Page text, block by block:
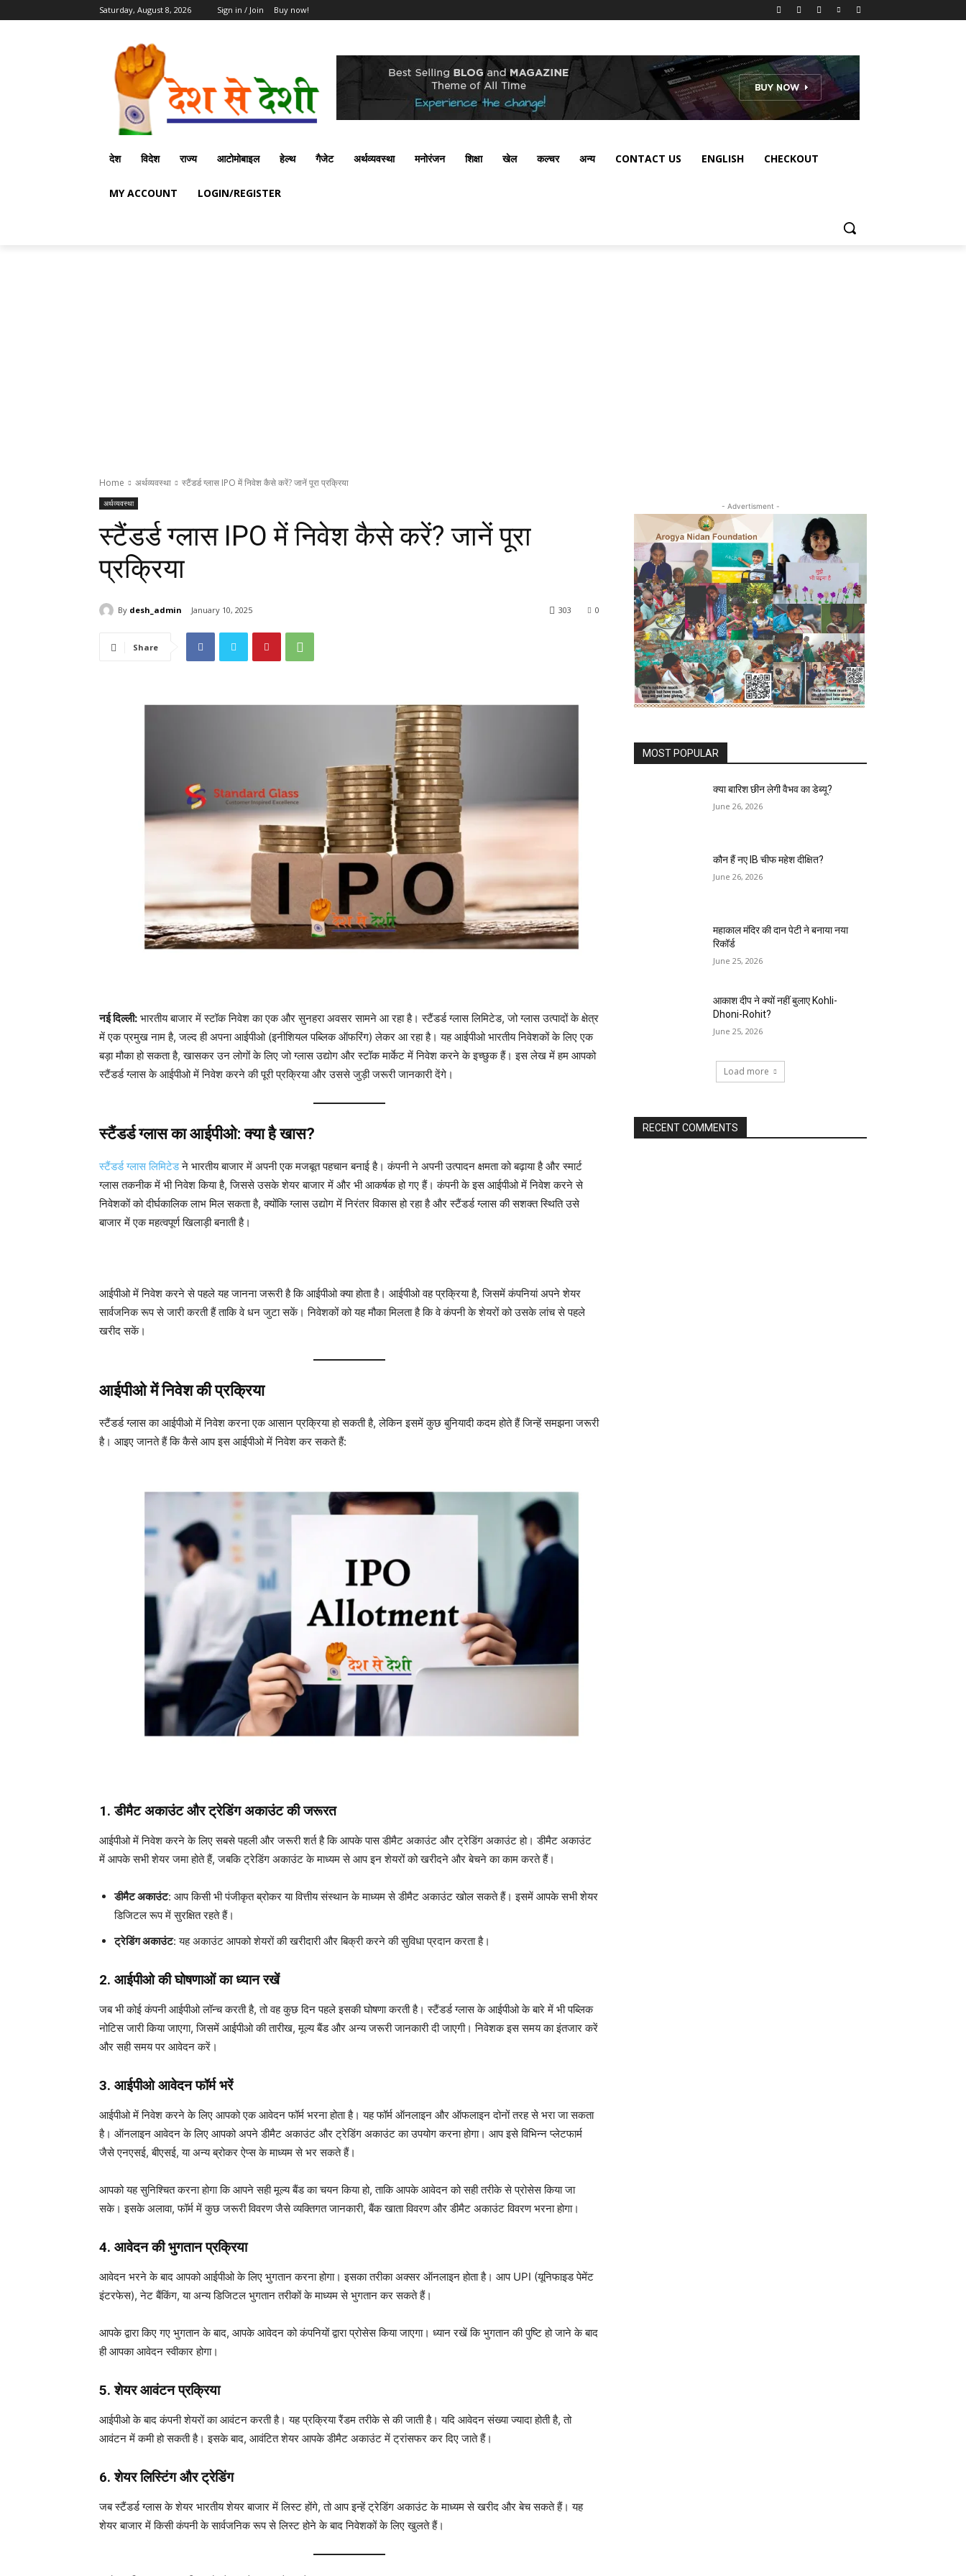
Saturday, August 8, 2026 Sign in / Join Buy now!
देश विदेश राज्य आटोमोबाइल हेल्थ गैजेट अर्थव्यवस्था मनोरंजन शिक्षा खेल कल्चर अन्य CONTACT US ENGLISH CHECKOUT
MY ACCOUNT LOGIN/REGISTER
Home अर्थव्यवस्था स्टैंडर्ड ग्लास IPO में निवेश कैसे करें? जानें पूरा प्रक्रिया
अर्थव्यवस्था
स्टैंडर्ड ग्लास IPO में निवेश कैसे करें? जानें पूरा
प्रक्रिया
By desh_admin January 10, 2025 0
303
Share
नई दिल्ली: भारतीय बाजार में स्टॉक निवेश का एक और सुनहरा अवसर सामने आ रहा है। स्टैंडर्ड ग्लास लिमिटेड, जो ग्लास उत्पादों के क्षेत्र
में एक प्रमुख नाम है, जल्द ही अपना आईपीओ (इनीशियल पब्लिक ऑफरिंग) लेकर आ रहा है। यह आईपीओ भारतीय निवेशकों के लिए एक
बड़ा मौका हो सकता है, खासकर उन लोगों के लिए जो ग्लास उद्योग और स्टॉक मार्केट में निवेश करने के इच्छुक हैं। इस लेख में हम आपको
स्टैंडर्ड ग्लास के आईपीओ में निवेश करने की पूरी प्रक्रिया और उससे जुड़ी जरूरी जानकारी देंगे।
स्टैंडर्ड ग्लास का आईपीओ: क्या है खास?
स्टैंडर्ड ग्लास लिमिटेडने भारतीय बाजार में अपनी एक मजबूत पहचान बनाई है। कंपनी ने अपनी उत्पादन क्षमता को बढ़ाया है और स्मार्ट
ग्लास तकनीक में भी निवेश किया है, जिससे उसके शेयर बाजार में और भी आकर्षक हो गए हैं। कंपनी के इस आईपीओ में निवेश करने से
निवेशकों को दीर्घकालिक लाभ मिल सकता है, क्योंकि ग्लास उद्योग में निरंतर विकास हो रहा है और स्टैंडर्ड ग्लास की सशक्त स्थिति उसे
बाजार में एक महत्वपूर्ण खिलाड़ी बनाती है।
आईपीओ में निवेश करने से पहले यह जानना जरूरी है कि आईपीओ क्या होता है। आईपीओ वह प्रक्रिया है, जिसमें कंपनियां अपने शेयर
सार्वजनिक रूप से जारी करती हैं ताकि वे धन जुटा सकें। निवेशकों को यह मौका मिलता है कि वे कंपनी के शेयरों को उसके लांच से पहले
खरीद सकें।
आईपीओ में निवेश की प्रक्रिया
स्टैंडर्ड ग्लास का आईपीओ में निवेश करना एक आसान प्रक्रिया हो सकती है, लेकिन इसमें कुछ बुनियादी कदम होते हैं जिन्हें समझना जरूरी
है। आइए जानते हैं कि कैसे आप इस आईपीओ में निवेश कर सकते हैं:
1. डीमैट अकाउंट और ट्रेडिंग अकाउंट की जरूरत
आईपीओ में निवेश करने के लिए सबसे पहली और जरूरी शर्त है कि आपके पास डीमैट अकाउंट और ट्रेडिंग अकाउंट हो। डीमैट अकाउंट
में आपके सभी शेयर जमा होते हैं, जबकि ट्रेडिंग अकाउंट के माध्यम से आप इन शेयरों को खरीदने और बेचने का काम करते हैं।
डीमैट अकाउंट: आप किसी भी पंजीकृत ब्रोकर या वित्तीय संस्थान के माध्यम से डीमैट अकाउंट खोल सकते हैं। इसमें आपके सभी शेयर
डिजिटल रूप में सुरक्षित रहते हैं।
ट्रेडिंग अकाउंट: यह अकाउंट आपको शेयरों की खरीदारी और बिक्री करने की सुविधा प्रदान करता है।
2. आईपीओ की घोषणाओं का ध्यान रखें
जब भी कोई कंपनी आईपीओ लॉन्च करती है, तो वह कुछ दिन पहले इसकी घोषणा करती है। स्टैंडर्ड ग्लास के आईपीओ के बारे में भी पब्लिक
नोटिस जारी किया जाएगा, जिसमें आईपीओ की तारीख, मूल्य बैंड और अन्य जरूरी जानकारी दी जाएगी। निवेशक इस समय का इंतजार करें
और सही समय पर आवेदन करें।
3. आईपीओ आवेदन फॉर्म भरें
आईपीओ में निवेश करने के लिए आपको एक आवेदन फॉर्म भरना होता है। यह फॉर्म ऑनलाइन और ऑफलाइन दोनों तरह से भरा जा सकता
है। ऑनलाइन आवेदन के लिए आपको अपने डीमैट अकाउंट और ट्रेडिंग अकाउंट का उपयोग करना होगा। आप इसे विभिन्न प्लेटफार्म
जैसे एनएसई, बीएसई, या अन्य ब्रोकर ऐप्स के माध्यम से भर सकते हैं।
आपको यह सुनिश्चित करना होगा कि आपने सही मूल्य बैंड का चयन किया हो, ताकि आपके आवेदन को सही तरीके से प्रोसेस किया जा
सके। इसके अलावा, फॉर्म में कुछ जरूरी विवरण जैसे व्यक्तिगत जानकारी, बैंक खाता विवरण और डीमैट अकाउंट विवरण भरना होगा।
4. आवेदन की भुगतान प्रक्रिया
आवेदन भरने के बाद आपको आईपीओ के लिए भुगतान करना होगा। इसका तरीका अक्सर ऑनलाइन होता है। आप UPI (यूनिफाइड पेमेंट
इंटरफेस), नेट बैंकिंग, या अन्य डिजिटल भुगतान तरीकों के माध्यम से भुगतान कर सकते हैं।
आपके द्वारा किए गए भुगतान के बाद, आपके आवेदन को कंपनियों द्वारा प्रोसेस किया जाएगा। ध्यान रखें कि भुगतान की पुष्टि हो जाने के बाद
ही आपका आवेदन स्वीकार होगा।
5. शेयर आवंटन प्रक्रिया
आईपीओ के बाद कंपनी शेयरों का आवंटन करती है। यह प्रक्रिया रैंडम तरीके से की जाती है। यदि आवेदन संख्या ज्यादा होती है, तो
आवंटन में कमी हो सकती है। इसके बाद, आवंटित शेयर आपके डीमैट अकाउंट में ट्रांसफर कर दिए जाते हैं।
6. शेयर लिस्टिंग और ट्रेडिंग
जब स्टैंडर्ड ग्लास के शेयर भारतीय शेयर बाजार में लिस्ट होंगे, तो आप इन्हें ट्रेडिंग अकाउंट के माध्यम से खरीद और बेच सकते हैं। यह
शेयर बाजार में किसी कंपनी के सार्वजनिक रूप से लिस्ट होने के बाद निवेशकों के लिए खुलते हैं।
- Advertisment -
MOST POPULAR
क्या बारिश छीन लेगी वैभव का डेब्यू?
June 26, 2026
कौन हैं नए IB चीफ महेश दीक्षित?
June 26, 2026
महाकाल मंदिर की दान पेटी ने बनाया नया
रिकॉर्ड
June 25, 2026
आकाश दीप ने क्यों नहीं बुलाए Kohli-
Dhoni-Rohit?
June 25, 2026
Load more
RECENT COMMENTS